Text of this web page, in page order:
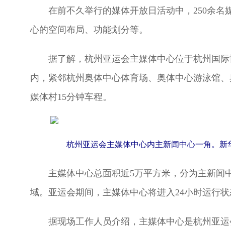
在前不久举行的媒体开放日活动中，250余名
心的空间布局、功能划分等。
据了解，杭州亚运会主媒体中心位于杭州国
内，紧邻杭州奥体中心体育场、奥体中心游泳馆
媒体村15分钟车程。
杭州亚运会主媒体中心内主新闻中心一角。新
主媒体中心总面积近5万平方米，分为主新闻
域。亚运会期间，主媒体中心将进入24小时运行状
据现场工作人员介绍，主媒体中心是杭州亚